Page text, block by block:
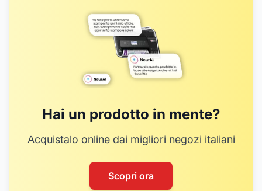
Hai un prodotto in mente?
Acquistalo online dai migliori negozi italiani
Scopri ora